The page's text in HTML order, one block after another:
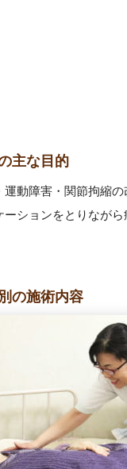
主な目的
運動障害・関節拘縮
ーションをとりなが
の施術内容